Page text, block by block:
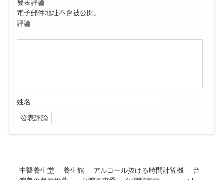
發表評論
電子郵件地址不會被公開。
評論
姓名
中醫養生堂 養生館 アルコール抜ける時間計算機
台